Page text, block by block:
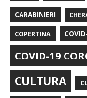
CARABINIERI
COPERTINA
COVID-19
CULTURA